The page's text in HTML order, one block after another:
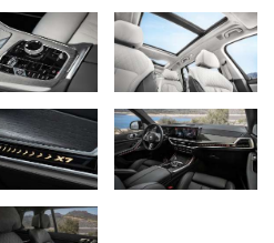
de présence, plus de sportivité, plus
des voitures de luxe. Le